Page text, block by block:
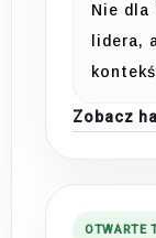
Nie dla
lidera,
Zobacz
OTWARTE